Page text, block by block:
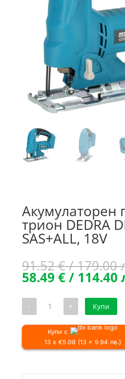
Акумулаторен
трион DEDRA
SAS+ALL, 18V
91.52€/ 179.00
58.49 €/ 114.40
- количество
Акумулаторен
прободен
трион
DEDRA
DED7067
+ Купи
Купи с
13 x €5.08 (13 x 9.94 лв.)